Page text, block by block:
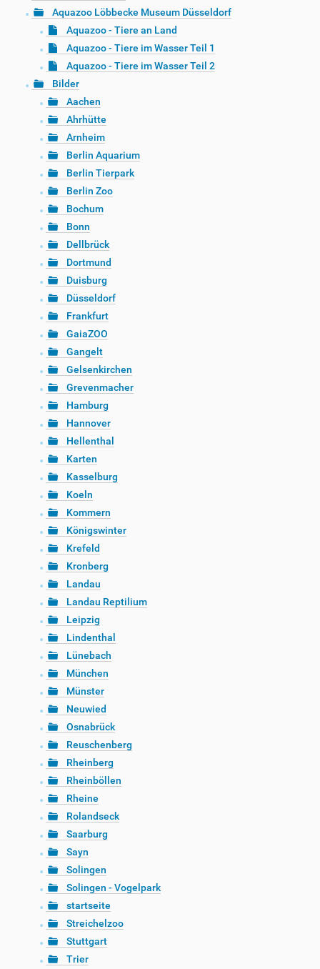
Aquazoo Löbbecke Museum Düsseldorf
Aquazoo - Tiere an Land
Aquazoo - Tiere im Wasser Teil 1
Aquazoo - Tiere im Wasser Teil 2
Bilder
Aachen
Ahrhütte
Arnheim
Berlin Aquarium
Berlin Tierpark
Berlin Zoo
Bochum
Bonn
Dellbrück
Dortmund
Duisburg
Düsseldorf
Frankfurt
GaiaZOO
Gangelt
Gelsenkirchen
Grevenmacher
Hamburg
Hannover
Hellenthal
Karten
Kasselburg
Koeln
Kommern
Königswinter
Krefeld
Kronberg
Landau
Landau Reptilium
Leipzig
Lindenthal
Lünebach
München
Münster
Neuwied
Osnabrück
Reuschenberg
Rheinberg
Rheinböllen
Rheine
Rolandseck
Saarburg
Sayn
Solingen
Solingen - Vogelpark
startseite
Streichelzoo
Stuttgart
Trier